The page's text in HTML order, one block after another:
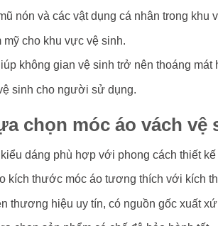
nón và các vật dụng cá nhân trong
mỹ cho khu vực vệ sinh.
không gian vệ sinh trở nên thoáng mát
sinh cho người sử dụng.
chọn móc áo vách vệ
dáng phù hợp với phong cách thiết
kích thước móc áo tương thích với kích
thương hiệu uy tín, có nguồn gốc xuất xứ